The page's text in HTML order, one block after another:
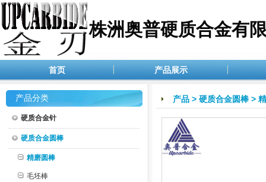
株洲奥普硬质合金有
首页 产品展示
产品分类
硬质合金针
硬质合金圆棒
精磨圆棒
毛坯棒
产品 > 硬质合金圆棒 >